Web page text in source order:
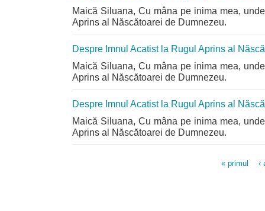
Maică Siluana, Cu mâna pe inima mea,
Aprins al Născătoarei de Dumnezeu.
Despre Imnul Acatist la Rugul Aprins al
Maică Siluana, Cu mâna pe inima mea,
Aprins al Născătoarei de Dumnezeu.
Despre Imnul Acatist la Rugul Aprins al
Maică Siluana, Cu mâna pe inima mea,
Aprins al Născătoarei de Dumnezeu.
« primul ‹